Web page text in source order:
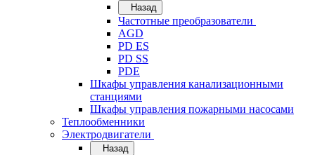
Назад
Частотные преобразователи
AGD
PD ES
PD SS
PDE
Шкафы управления канализационными
станциями
Шкафы управления пожарными насосами
Теплообменники
Электродвигатели
Назад